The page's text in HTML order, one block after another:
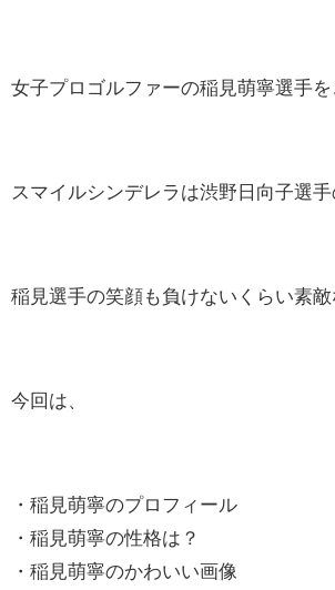
女子プロゴルファーの稲見萌寧選手を
スマイルシンデレラは渋野日向子選手
稲見選手の笑顔も負けないくらい素敵
今回は、
・稲見萌寧のプロフィール
・稲見萌寧の性格は？
・稲見萌寧のかわいい画像